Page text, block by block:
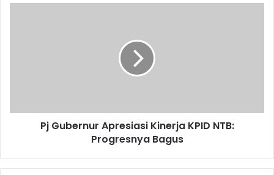
Pj Gubernur Apresiasi Kinerja KPID NTB:
Progresnya Bagus